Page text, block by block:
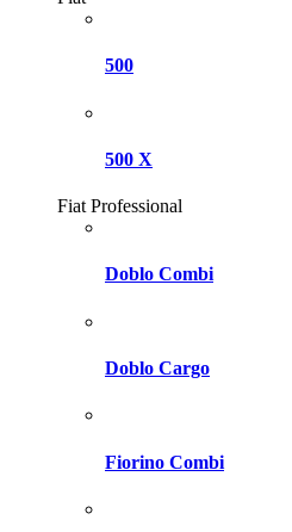
500
500 X
Fiat Professional
Doblo Combi
Doblo Cargo
Fiorino Combi